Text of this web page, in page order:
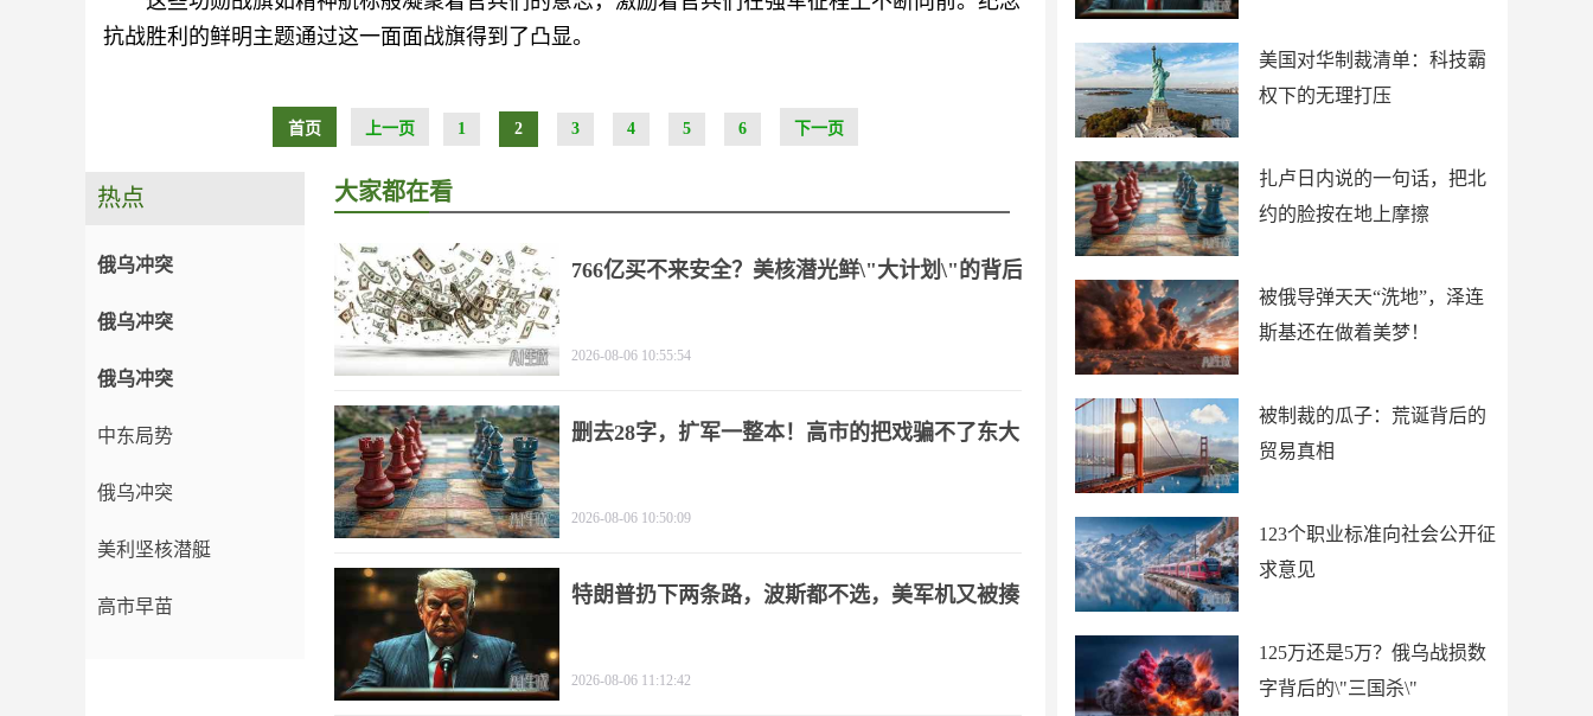
抗战胜利的鲜明主题通过这一面面战旗得到了凸显。
首页 上一页 1 2 3 4 5 6 下一页
美国对华制裁清单：科技霸
权下的无理打压
扎卢日内说的一句话，把北
约的脸按在地上摩擦
被俄导弹天天“洗地”，泽连
斯基还在做着美梦！
被制裁的瓜子：荒诞背后的
贸易真相
123个职业标准向社会公开征
求意见
125万还是5万？俄乌战损数
字背后的\"三国杀\"
热点
俄乌冲突
俄乌冲突
俄乌冲突
中东局势
俄乌冲突
美利坚核潜艇
高市早苗
大家都在看
766亿买不来安全？美核潜光鲜\"大计划\"的背后
2026-08-06 10:55:54
删去28字，扩军一整本！高市的把戏骗不了东大
2026-08-06 10:50:09
特朗普扔下两条路，波斯都不选，美军机又被揍
2026-08-06 11:12:42